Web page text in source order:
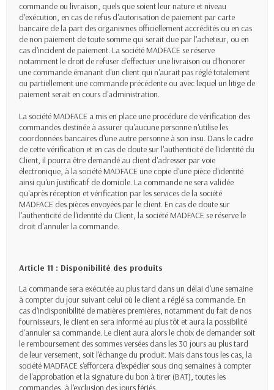
commande ou livraison, quels que soient leur nature et niveau
d’exécution, en cas de refus d'autorisation de paiement par carte
bancaire de la part des organismes officiellement accrédités ou en cas
de non paiement de toute somme qui serait due par l’acheteur, ou en
cas d’incident de paiement. La société MADFACE se réserve
notamment le droit de refuser d'effectuer une livraison ou d'honorer
une commande émanant d'un client qui n'aurait pas réglé totalement
ou partiellement une commande précédente ou avec lequel un litige de
paiement serait en cours d'administration.
La société MADFACE a mis en place une procédure de vérification des
commandes destinée à assurer qu'aucune personne n'utilise les
coordonnées bancaires d'une autre personne à son insu. Dans le cadre
de cette vérification et en cas de doute sur l'authenticité de l'identité du
Client, il pourra être demandé au client d'adresser par voie
électronique, à la société MADFACE une copie d'une pièce d'identité
ainsi qu'un justificatif de domicile. La commande ne sera validée
qu'après réception et vérification par les services de la société
MADFACE des pièces envoyées par le client. En cas de doute sur
l'authenticité de l'identité du Client, la société MADFACE se réserve le
droit d'annuler la commande.
Article 11 : Disponibilité des produits
La commande sera exécutée au plus tard dans un délai d'une semaine
à compter du jour suivant celui où le client a réglé sa commande. En
cas d'indisponibilité de matières premières, notamment du fait de nos
fournisseurs, le client en sera informé au plus tôt et aura la possibilité
d'annuler sa commande. Le client aura alors le choix de demander soit
le remboursement des sommes versées dans les 30 jours au plus tard
de leur versement, soit l'échange du produit. Mais dans tous les cas, la
société MADFACE s'efforcera d'expédier sous cinq semaines à compter
de l'approbation et la signature du bon à tirer (BAT), toutes les
commandes, à l'exclusion des jours fériés.